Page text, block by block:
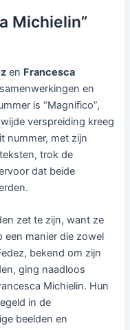
Michielin”
en Francesca
en
is “Magnifico”,
verspreiding kreeg
nummer, met zijn
trok de
dat beide
zet te zijn, want ze
een manier die zowel
bekend om zijn
ging naadloos
Michielin. Hun
in de
beelden en